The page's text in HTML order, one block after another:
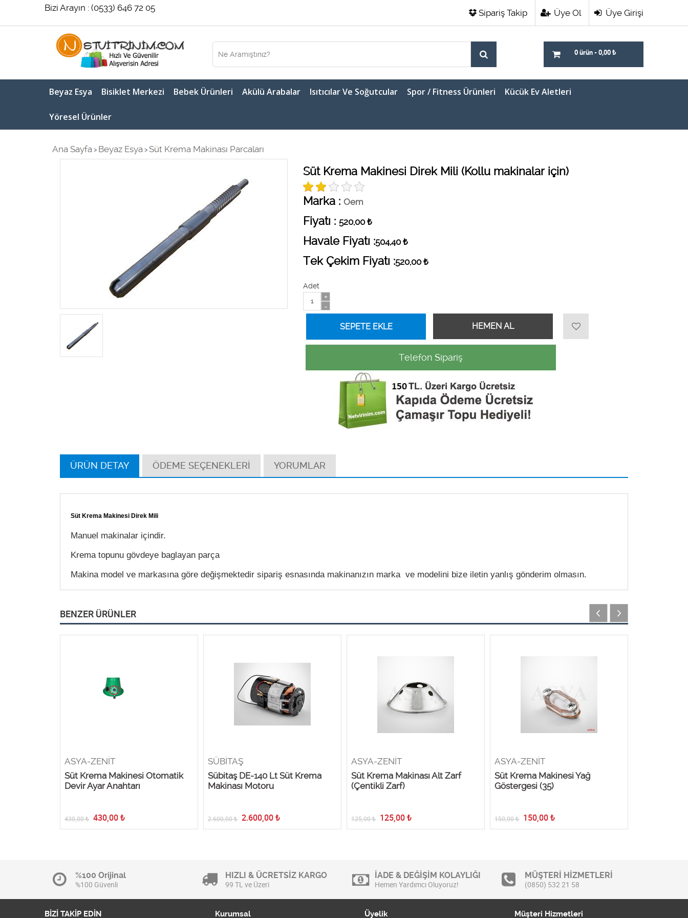
Bizi Arayın : (0533) 646 72 05 Üye Girişi
Üye Ol
Sipariş Takip
0 ürün - 0,00 ₺
Beyaz Esya Bisiklet Merkezi Bebek Ürünleri Akülü Arabalar Isıtıcılar Ve Soğutcular Spor / Fitness Ürünleri Kücük Ev Aletleri
Yöresel Ürünler
Ana Sayfa > Beyaz Esya > Süt Krema Makinası Parcaları
Süt Krema Makinesi Direk Mili (Kollu makinalar için)
Marka : Oem
Fiyatı : 520,00₺
Havale Fiyatı :504,40₺
Tek Çekim Fiyatı :520,00₺
Adet
+
-
HEMEN AL
Telefon Sipariş
ÜRÜN DETAY ÖDEME SEÇENEKLERİ YORUMLAR
Süt Krema Makinesi Direk Mili
Manuel makinalar içindir.
Krema topunu gövdeye baglayan parça
Makina model ve markasına göre değişmektedir sipariş esnasında makinanızın marka ve modelini bize iletin yanlış gönderim olmasın.
BENZER ÜRÜNLER
ASYA-ZENİT
Süt Krema Makinesi Otomatik
Devir Ayar Anahtarı
430,00₺ 430,00 ₺
SÜBİTAŞ
Sübitaş DE-140 Lt Süt Krema
Makinası Motoru
2.600,00₺ 2.600,00 ₺
ASYA-ZENİT
Süt Krema Makinası Alt Zarf
(Çentikli Zarf)
125,00₺ 125,00 ₺
ASYA-ZENİT
Süt Krema Makinesi Yağ
Göstergesi (35)
150,00₺ 150,00 ₺
%100 Orijinal
%100 Güvenli
HIZLI & ÜCRETSİZ KARGO
99 TL ve Üzeri
İADE & DEĞİŞİM KOLAYLIĞI
Hemen Yardımcı Oluyoruz!
MÜŞTERİ HİZMETLERİ
(0850) 532 21 58
BİZİ TAKİP EDİN Kurumsal Üyelik Müşteri Hizmetleri